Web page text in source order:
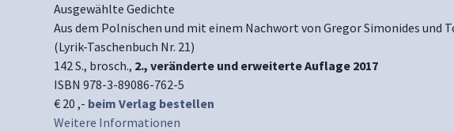
Ausgewählte Gedichte
Aus dem Polnischen und mit einem Nachwort von Gregor Simonides und
(Lyrik-Taschenbuch Nr. 21)
142 S., brosch., 2., veränderte und erweiterte Auflage 2017
ISBN 978-3-89086-762-5
€ 20 ,- beim Verlag bestellen
Weitere Informationen